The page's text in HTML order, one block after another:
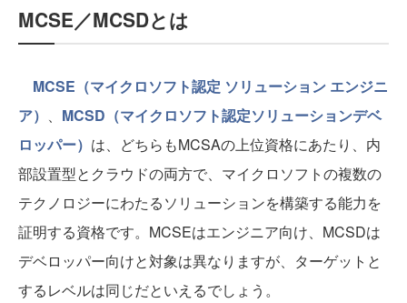
MCSE／MCSDとは
MCSE（マイクロソフト認定 ソリューション エンジニ
ア） 、 MCSD（マイクロソフト認定ソリューションデベ
ロッパー） は、どちらもMCSAの上位資格にあたり、内
部設置型とクラウドの両方で、マイクロソフトの複数の
テクノロジーにわたるソリューションを構築する能力を
証明する資格です。MCSEはエンジニア向け、MCSDは
デベロッパー向けと対象は異なりますが、ターゲットと
するレベルは同じだといえるでしょう。